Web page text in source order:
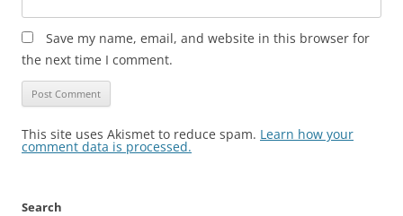
Save my name, email, and website in this browser for
the next time I comment.
This site uses Akismet to reduce spam. Learn how your
comment data is processed.
Search